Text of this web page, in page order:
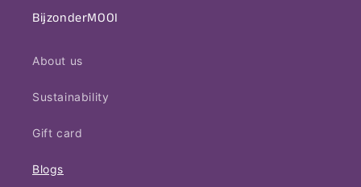
BijzonderMOOI
About us
Sustainability
Gift card
Blogs